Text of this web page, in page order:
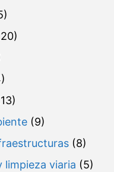
(9)
(8)
limpieza viaria (5)